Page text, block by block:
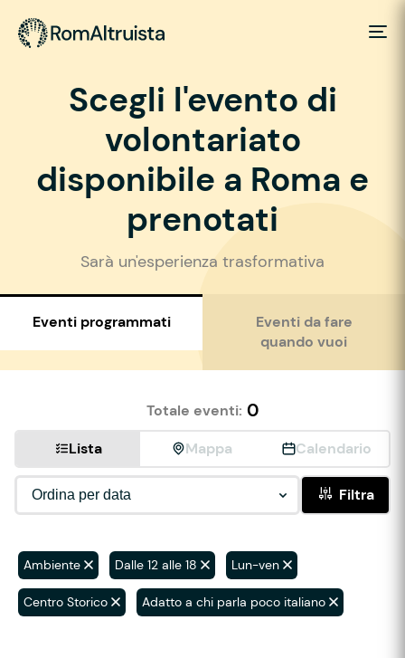
Scegli l'evento di
volontariato
disponibile a Roma e
prenotati
Sarà un'esperienza trasformativa
Eventi programmati
Eventi da fare
quando vuoi
Totale eventi: 0
Lista Mappa Calendario
Filtra
Ambiente Dalle 12 alle 18 Lun-ven
Centro Storico Adatto a chi parla poco italiano